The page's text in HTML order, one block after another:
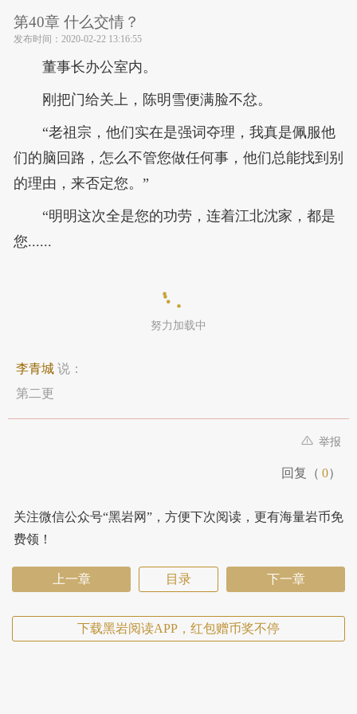
第40章 什么交情？
发布时间： 2020-02-22 13:16:55
董事长办公室内。
刚把门给关上，陈明雪便满脸不忿。
“老祖宗，他们实在是强词夺理，我真是佩服他
们的脑回路，怎么不管您做任何事，他们总能找到别
的理由，来否定您。”
“明明这次全是您的功劳，连着江北沈家，都是
您......
努力加载中
李青城 说：
第二更
举报
回复（ 0）
关注微信公众号“黑岩网”，方便下次阅读，更有海量岩币免
费领！
上一章 目录 下一章
下载黑岩阅读APP，红包赠币奖不停